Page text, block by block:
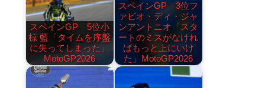
スペインGP 5位小
椋 藍「タイムを序盤
に失ってしまった」
MotoGP2026
スペインGP 3位フ
ァビオ・ディ・ジャ
ンアントニオ「スタ
ートのミスがなけれ
ばもっと上にいけ
た」MotoGP2026